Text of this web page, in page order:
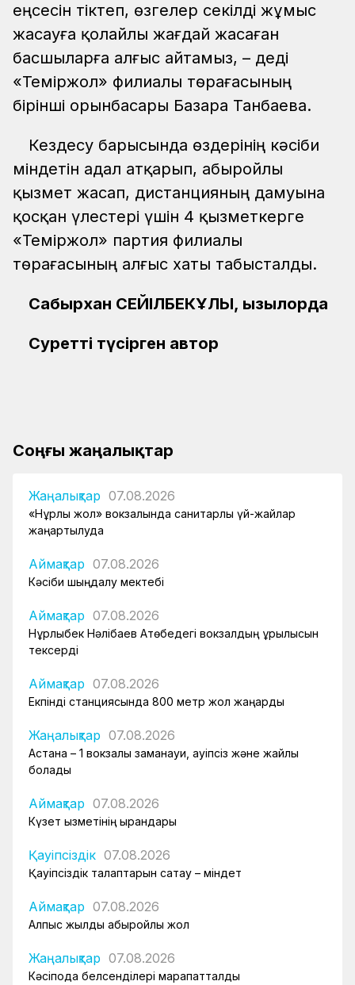
еңсесін тіктеп, өзгелер секілді жұмыс
жасауға қолайлы жағдай жасаған
басшыларға алғыс айтамыз, – деді
«Теміржол» филиалы төрағасының
бірінші орынбасары Базара Танбаева.
Кездесу барысында өздерінің кәсіби
міндетін адал атқарып, абыройлы
қызмет жасап, дистанцияның дамуына
қосқан үлестері үшін 4 қызметкерге
«Теміржол» партия филиалы
төрағасының алғыс хаты табысталды.
Сабырхан СЕЙІЛБЕКҰЛЫ, Қызылорда
Суретті түсірген автор
Соңғы жаңалықтар
Жаңалықтар 07.08.2026
«Нұрлы жол» вокзалында санитарлық үй-жайлар
жаңартылуда
Аймақтар 07.08.2026
Кәсіби шыңдалу мектебі
Аймақтар 07.08.2026
Нұрлыбек Нәлібаев Ақтөбедегі вокзалдың құрылысын
тексерді
Аймақтар 07.08.2026
Екпінді станциясында 800 метр жол жаңарды
Жаңалықтар 07.08.2026
Астана – 1 вокзалы заманауи, қауіпсіз және жайлы
болады
Аймақтар 07.08.2026
Күзет қызметінің қырандары
Қауіпсіздік 07.08.2026
Қауіпсіздік талаптарын сақтау – міндет
Аймақтар 07.08.2026
Алпыс жылдық абыройлы жол
Жаңалықтар 07.08.2026
Кәсіподақ белсенділері марапатталды